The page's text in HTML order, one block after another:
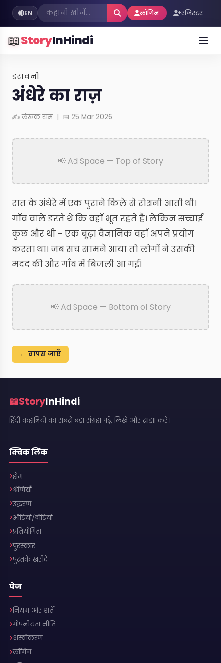
EN लॉगिन रजिस्टर
📖StoryInHindi
डरावनी
अंधेरे का राज़
✍ लेखक राम | 📅 25 Mar 2026
📢 Ad Space — Top of Story
रात के अंधेरे में एक पुराने किले से रोशनी आती थी।
गाँव वाले डरते थे कि वहाँ भूत रहते हैं। लेकिन सच्चाई
कुछ और थी - एक बूढ़ा वैज्ञानिक वहाँ अपने प्रयोग
करता था। जब सच सामने आया तो लोगों ने उसकी
मदद की और गाँव में बिजली आ गई।
📢 Ad Space — Bottom of Story
← वापस जाएँ
📖StoryInHindi
हिंदी कहानियों का सबसे बड़ा संग्रह। पढ़ें, लिखें और साझा करें।
क्विक लिंक
होम
श्रेणियाँ
उद्धरण
ऑडियो/वीडियो
प्रतियोगिता
पुरस्कार
पुस्तकें खरीदें
पेज
नियम और शर्तें
गोपनीयता नीति
अस्वीकरण
लॉगिन